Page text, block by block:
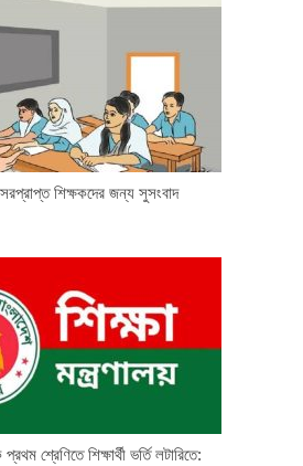
শিক্ষকদের জন্য সুসংবাদ
শ্রেণিতে শিক্ষার্থী ভর্তি লটারিতে: